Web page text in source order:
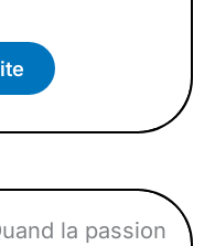
la passion